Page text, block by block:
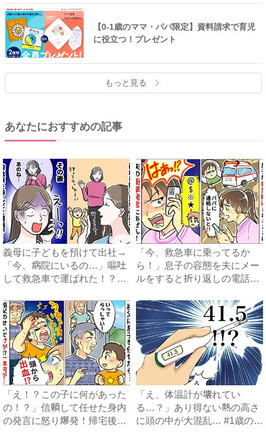
【0-1歳のママ・パパ限定】資料請求で育児
に役立つ！プレゼント
もっと見る
あなたにおすすめの記事
義母に子どもを預けて出社→
「今、病院にいるの…」嘔吐
して救急車で運ばれた！？一
「今、救急車に乗ってるか
ら！」息子の容態を夫にメー
ルをすると折り返しの電話
「え！？この子に何があった
の！？」信頼して任せた身内
の発言に怒り爆発！帰宅後の
「え、体温計が壊れてい
る…？」あり得ない熱の高さ
に頭の中が大混乱… #1歳の娘